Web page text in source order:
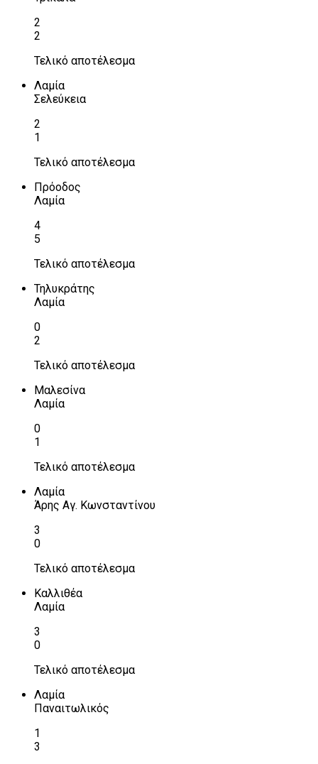
2
2
Τελικό αποτέλεσμα
Λαμία
Σελεύκεια
2
1
Τελικό αποτέλεσμα
Πρόοδος
Λαμία
4
5
Τελικό αποτέλεσμα
Τηλυκράτης
Λαμία
0
2
Τελικό αποτέλεσμα
Μαλεσίνα
Λαμία
0
1
Τελικό αποτέλεσμα
Λαμία
Άρης Αγ. Κωνσταντίνου
3
0
Τελικό αποτέλεσμα
Καλλιθέα
Λαμία
3
0
Τελικό αποτέλεσμα
Λαμία
Παναιτωλικός
1
3